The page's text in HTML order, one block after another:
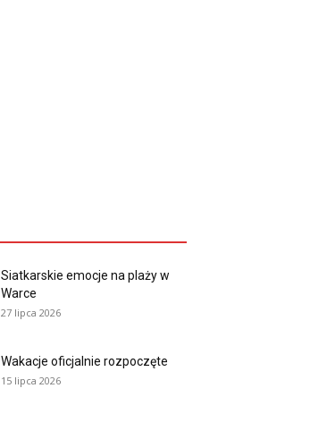
Siatkarskie emocje na plaży w
Warce
27 lipca 2026
Wakacje oficjalnie rozpoczęte
15 lipca 2026